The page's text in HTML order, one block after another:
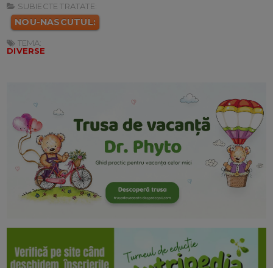
SUBIECTE TRATATE:
NOU-NASCUTUL:
TEMA:
DIVERSE